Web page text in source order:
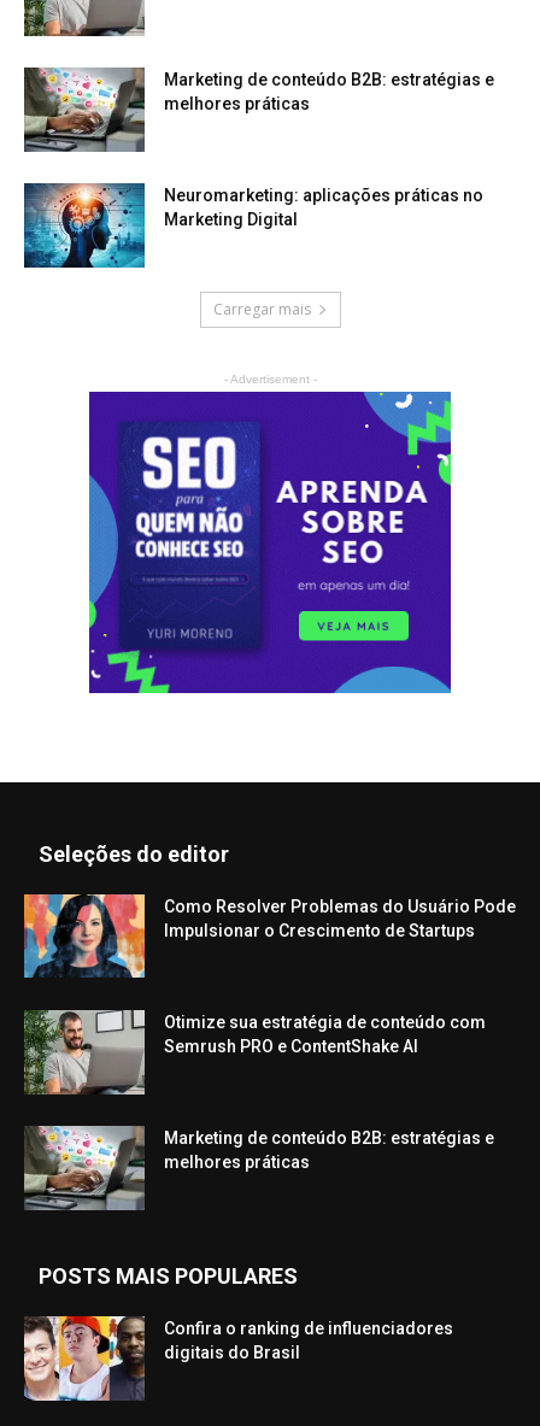
Marketing de conteúdo B2B: estratégias e
melhores práticas
Neuromarketing: aplicações práticas no
Marketing Digital
Carregar mais
- Advertisement -
Seleções do editor
Como Resolver Problemas do Usuário Pode
Impulsionar o Crescimento de Startups
Otimize sua estratégia de conteúdo com
Semrush PRO e ContentShake AI
Marketing de conteúdo B2B: estratégias e
melhores práticas
POSTS MAIS POPULARES
Confira o ranking de influenciadores
digitais do Brasil